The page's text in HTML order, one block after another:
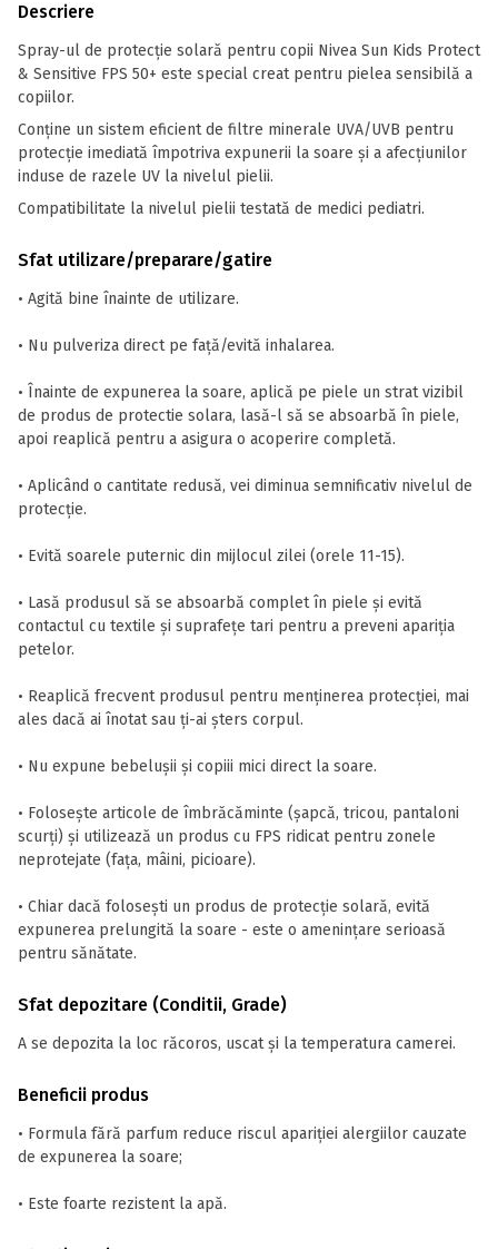
Descriere
Spray-ul de protecție solară pentru copii Nivea Sun Kids Protect
& Sensitive FPS 50+ este special creat pentru pielea sensibilă a
copiilor.
Conține un sistem eficient de filtre minerale UVA/UVB pentru
protecție imediată împotriva expunerii la soare și a afecțiunilor
induse de razele UV la nivelul pielii.
Compatibilitate la nivelul pielii testată de medici pediatri.
Sfat utilizare/preparare/gatire
• Agită bine înainte de utilizare.
• Nu pulveriza direct pe față/evită inhalarea.
• Înainte de expunerea la soare, aplică pe piele un strat vizibil
de produs de protectie solara, lasă-l să se absoarbă în piele,
apoi reaplică pentru a asigura o acoperire completă.
• Aplicând o cantitate redusă, vei diminua semnificativ nivelul de
protecție.
• Evită soarele puternic din mijlocul zilei (orele 11-15).
• Lasă produsul să se absoarbă complet în piele și evită
contactul cu textile și suprafețe tari pentru a preveni apariția
petelor.
• Reaplică frecvent produsul pentru menținerea protecției, mai
ales dacă ai înotat sau ți-ai șters corpul.
• Nu expune bebelușii și copiii mici direct la soare.
• Folosește articole de îmbrăcăminte (șapcă, tricou, pantaloni
scurți) și utilizează un produs cu FPS ridicat pentru zonele
neprotejate (fața, mâini, picioare).
• Chiar dacă folosești un produs de protecție solară, evită
expunerea prelungită la soare - este o amenințare serioasă
pentru sănătate.
Sfat depozitare (Conditii, Grade)
A se depozita la loc răcoros, uscat și la temperatura camerei.
Beneficii produs
• Formula fără parfum reduce riscul apariției alergiilor cauzate
de expunerea la soare;
• Este foarte rezistent la apă.